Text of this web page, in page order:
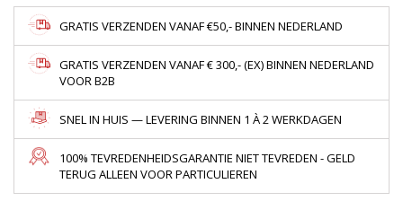
GRATIS VERZENDEN VANAF €50,- BINNEN NEDERLAND
GRATIS VERZENDEN VANAF € 300,- (EX) BINNEN NEDERLAND
VOOR B2B
SNEL IN HUIS — LEVERING BINNEN 1 À 2 WERKDAGEN
100% TEVREDENHEIDSGARANTIE NIET TEVREDEN - GELD
TERUG ALLEEN VOOR PARTICULIEREN